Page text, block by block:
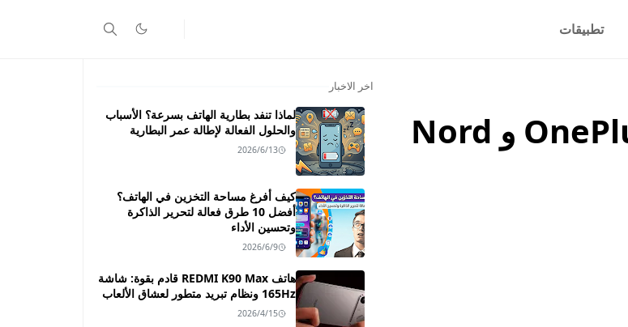
تطبيقات
مقارنة بين هاتف OnePlus Nord 5 و Nord
اخر الاخبار
لماذا تنفد بطارية الهاتف بسرعة؟ الأسباب
والحلول الفعالة لإطالة عمر البطارية
2026/6/13
كيف أفرغ مساحة التخزين في الهاتف؟
أفضل 10 طرق فعالة لتحرير الذاكرة
وتحسين الأداء
2026/6/9
هاتف REDMI K90 Max قادم بقوة: شاشة
165Hz ونظام تبريد متطور لعشاق الألعاب
2026/4/15